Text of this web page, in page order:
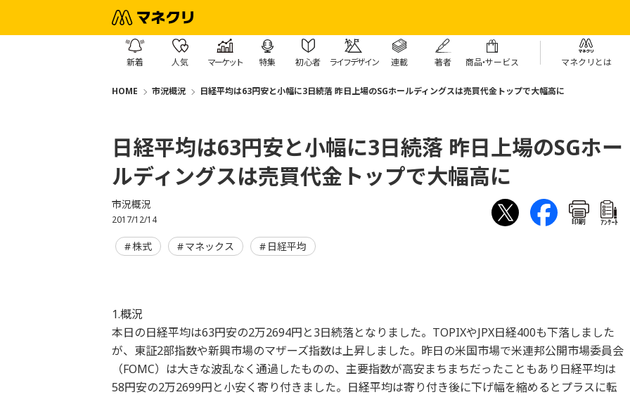
新着 人気 マーケット 特集 初心者 ライフデザイン 連載 著者 商品・サービス マネクリとは
HOME 市況概況 日経平均は63円安と小幅に3日続落 昨日上場のSGホールディングスは売買代金トップで大幅高に
日経平均は63円安と小幅に3日続落 昨日上場のSGホー
ルディングスは売買代金トップで大幅高に
市況概況
2017/12/14 印刷 ｱﾝｹｰﾄ
株式 マネックス 日経平均
1.概況
本日の日経平均は63円安の2万2694円と3日続落となりました。TOPIXやJPX日経400も下落しました
が、東証2部指数や新興市場のマザーズ指数は上昇しました。昨日の米国市場で米連邦公開市場委員会
（FOMC）は大きな波乱なく通過したものの、主要指数が高安まちまちだったこともあり日経平均は
58円安の2万2699円と小安く寄り付きました。日経平均は寄り付き後に下げ幅を縮めるとプラスに転